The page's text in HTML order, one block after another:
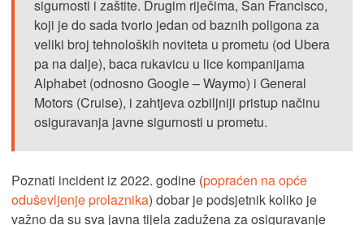
sigurnosti i zaštite. Drugim riječima, San Francisco,
koji je do sada tvorio jedan od baznih poligona za
veliki broj tehnoloških noviteta u prometu (od Ubera
pa na dalje), baca rukavicu u lice kompanijama
Alphabet (odnosno Google – Waymo) i General
Motors (Cruise), i zahtjeva ozbiljniji pristup načinu
osiguravanja javne sigurnosti u prometu.
Poznati incident iz 2022. godine (popraćen na opće
oduševljenje prolaznika) dobar je podsjetnik koliko je
važno da su sva javna tijela zadužena za osiguravanje